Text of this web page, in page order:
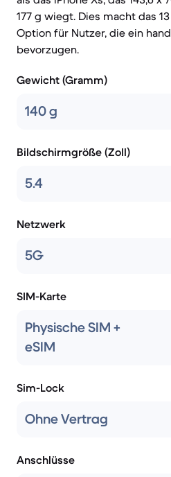
177 g wiegt. Dies macht das
Option für Nutzer, die ein
bevorzugen.
Gewicht (Gramm)
140 g
Bildschirmgröße (Zoll)
5.4
Netzwerk
5G
SIM-Karte
Physische SIM +
eSIM
Sim-Lock
Ohne Vertrag
Anschlüsse